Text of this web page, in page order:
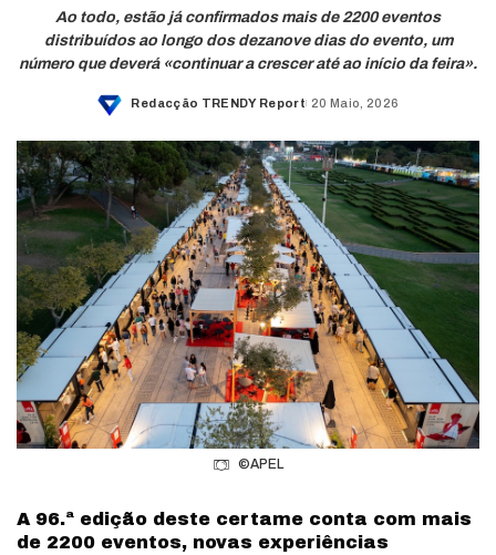
Ao todo, estão já confirmados mais de 2200 eventos
distribuídos ao longo dos dezanove dias do evento, um
número que deverá «continuar a crescer até ao início da feira».
Posted
Redacção TRENDY Report 20 Maio, 2026
©APEL
A 96.ª edição deste certame conta com mais
de 2200 eventos, novas experiências